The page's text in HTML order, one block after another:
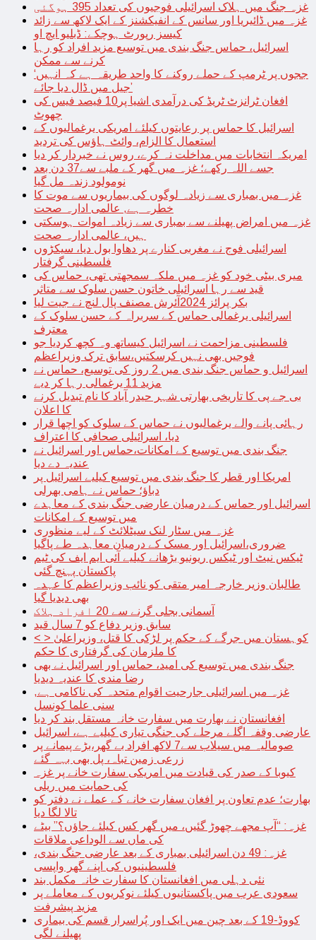
غزہ جنگ میں ہلاک اسرائیلی فوجیوں کی تعداد 395 ہوگئی
غزہ میں ڈائیریا اور سانس کے انفیکشنز کے ایک لاکھ سے زائد
کیسز رپورٹ ہوچکے: ڈبلیو ایچ او
اسرائیل، حماس جنگ بندی میں توسیع مزید افراد کو رہا
کرنے سے ممکن
‘ججوں پر ٹرمپ کے حملے روکنے کا واحد طریقہ ہے کہ انہیں
جیل میں ڈال دیا جائے’
افغان ٹرانزٹ ٹریڈ کی درآمدی اشیا پر10 فیصد فیس کی
چھوٹ
اسرائیل کا حماس پر رعایتوں کیلئے امریکی یرغمالیوں کے
استعمال کا الزام، وائٹ ہاؤس کی تردید
امریکہ انتخابات میں مداخلت نہ کرے، روس نے خبردار کر دیا
جسے اللہ رکھے؛ غزہ میں گھر کے ملبے سے37 دن بعد
نومولود زندہ مل گیا
غزہ میں بمباری سے زیادہ لوگوں کی بیماریوں سے موت کا
خطرہ ہے, عالمی ادارہ صحت
غزہ میں امراض پھیلنے سے بمباری سے زیادہ اموات ہوسکتی
ہیں، عالمی ادارہ صحت
اسرائیلی فوج نے مغربی کنارے پر دھاوا بول دیا، سیکڑوں
فلسطینی گرفتار
میری بیٹی خود کو غزہ میں ملکہ سمجھتی تھی، حماس کی
قید سے رہا اسرائیلی خاتون حسن سلوک سے متاثر
بکر پرائز 2024آئرش مصنف پال لنچ نے جیت لیا
اسرائیلی یرغمالی حماس کے سربراہ کے حسن سلوک کے
معترف
فلسطینی مزاحمت نے اسرائیل کیساتھ وہ کچھ کردیا جو
فوجیں بھی نہیں کرسکتیں،سابق ترک وزیراعظم
اسرائیل و حماس جنگ بندی میں 2 روز کی توسیع، حماس نے
مزید 11 یرغمالی رہا کر دیے
بی جے پی کا تاریخی بھارتی شہر حیدر آباد کا نام تبدیل کرنے
کا اعلان
رہائی پانے والے یرغمالیوں نے حماس کے سلوک کو اچھا قرار
دیا، اسرائیلی صحافی کا اعتراف
جنگ بندی میں توسیع کے امکانات،حماس اور اسرائیل نے
عندیہ دے دیا
امریکا اور قطر کا جنگ بندی میں توسیع کیلیے اسرائیل پر
دباؤ؛ حماس نے ہامی بھرلی
اسرائیل اور حماس کے درمیان عارضی جنگ بندی کے معاہدے
میں توسیع کے امکانات
غزہ میں سٹار لنک سیٹلائٹ کے لیے منظوری
ضروری،اسرائیل اور مسک کے درمیان معاہدہ طے پاگیا
ٹیکس نیٹ اور ٹیکس ریونیو بڑھانے کیلیے آئی ایم ایف کی ٹیم
پاکستان پہنچ گئی
طالبان وزیر خارجہ امیر متقی کو نائب وزیراعظم کا عہدہ
بھی دیدیا گیا
آسمانی بجلی گرنے سے 20 افراد ہلاک
سابق وزیر دفاع کو 7 سال قید
< > کوہستان میں جرگے کے حکم پر لڑکی کا قتل، وزیراعلیٰ
کا ملزمان کی گرفتاری کا حکم
جنگ بندی میں توسیع کی امید، حماس اور اسرائیل نے بھی
رضا مندی کا عندیہ دیدیا
غزہ میں اسرائیلی جارحیت اقوام متحدہ کی ناکامی ہے,
سنی علما کونسل
افغانستان نے بھارت میں سفارت خانہ مستقل بند کر دیا
عارضی وقفہ اگلے مرحلے کی جنگی تیاری کیلیے ہے، اسرائیل
صومالیہ میں سیلاب سے7 لاکھ افراد بے گھر،بڑے پیمانے پر
زرعی زمین تباہ، پل بھی بہہ گئے
کیوبا کے صدر کی قیادت میں امریکی سفارت خانے پر غزہ
کی حمایت میں ریلی
بھارت؛ عدم تعاون پر افغان سفارت خانے کے عملے نے دفتر کو
تالا لگا دیا
غزہ: “آپ مجھے چھوڑ گئیں، میں گھر کس کیلئے جاؤں؟” بیٹے
کی ماں سے الوداعی ملاقات
غزہ: 49 دن اسرائیلی بمباری کے بعد عارضی جنگ بندی،
فلسطینیوں کی اپنے گھر واپسی
نئی دہلی میں افغانستان کا سفارت خانہ مکمل بند
سعودی عرب میں پاکستانیوں کیلئے نوکریوں کے معاملے پر
مزید پیشرفت
کووڈ-19 کے بعد چین میں ایک اور پُراسرار قسم کی بیماری
پھیلنے لگی